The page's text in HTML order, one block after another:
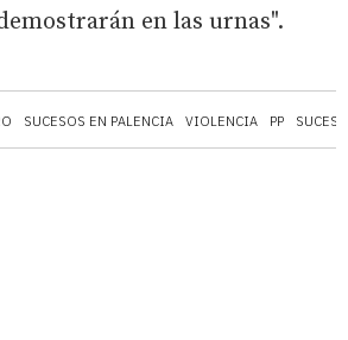
SUCESOS EN PALENCIA VIOLENCIA PP
en las urnas".